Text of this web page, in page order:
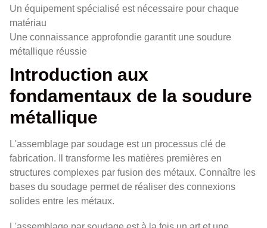
Un équipement spécialisé est nécessaire pour chaque
matériau
Une connaissance approfondie garantit une soudure
métallique réussie
Introduction aux
fondamentaux de la soudure
métallique
L'assemblage par soudage est un processus clé de
fabrication. Il transforme les matières premières en
structures complexes par fusion des métaux. Connaître les
bases du soudage permet de réaliser des connexions
solides entre les métaux.